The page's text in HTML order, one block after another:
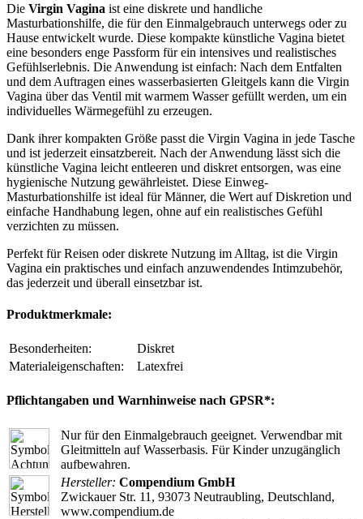
Die Virgin Vagina ist eine diskrete und handliche
Masturbationshilfe, die für den Einmalgebrauch unterwegs oder zu
Hause entwickelt wurde. Diese kompakte künstliche Vagina bietet
eine besonders enge Passform für ein intensives und realistisches
Gefühlserlebnis. Die Anwendung ist einfach: Nach dem Entfalten
und dem Auftragen eines wasserbasierten Gleitgels kann die Virgin
Vagina über das Ventil mit warmem Wasser gefüllt werden, um ein
individuelles Wärmegefühl zu erzeugen.
Dank ihrer kompakten Größe passt die Virgin Vagina in jede Tasche
und ist jederzeit einsatzbereit. Nach der Anwendung lässt sich die
künstliche Vagina leicht entleeren und diskret entsorgen, was eine
hygienische Nutzung gewährleistet. Diese Einweg-
Masturbationshilfe ist ideal für Männer, die Wert auf Diskretion und
einfache Handhabung legen, ohne auf ein realistisches Gefühl
verzichten zu müssen.
Perfekt für Reisen oder diskrete Nutzung im Alltag, ist die Virgin
Vagina ein praktisches und einfach anzuwendendes Intimzubehör,
das jederzeit und überall einsetzbar ist.
Produktmerkmale:
Besonderheiten:
Diskret
Materialeigenschaften:
Latexfrei
Pflichtangaben und Warnhinweise nach GPSR*:
Nur für den Einmalgebrauch geeignet. Verwendbar mit
Gleitmitteln auf Wasserbasis. Für Kinder unzugänglich
aufbewahren.
Hersteller: Compendium GmbH
Zwickauer Str. 11, 93073 Neutraubling, Deutschland,
www.compendium.de